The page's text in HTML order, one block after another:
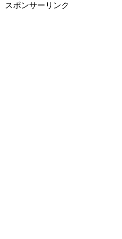
スポンサーリンク